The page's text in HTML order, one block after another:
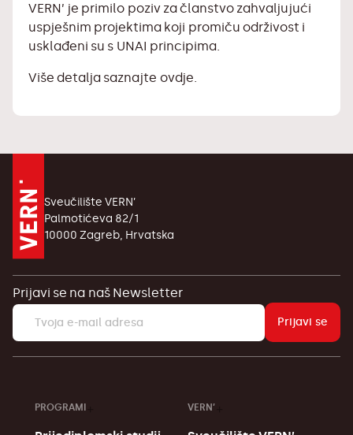
VERN’ je primilo poziv za članstvo zahvaljujući
uspješnim projektima koji promiču održivost i
usklađeni su s UNAI principima.
Više detalja saznajte ovdje.
Sveučilište VERN’
Palmotićeva 82/1
10000 Zagreb, Hrvatska
Prijavi se na naš Newsletter
Prijavi se
PROGRAMI VERN’